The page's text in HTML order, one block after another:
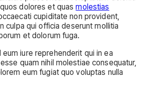
dolores et quasmolestias
cupiditate non provident,
culpa qui officia deserunt mollitia
et dolorum fuga.
eum iure reprehenderit qui in ea
quam nihil molestiae consequatur,
eum fugiat quo voluptas nulla